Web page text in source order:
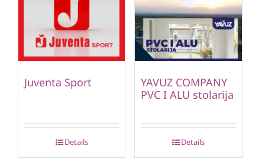
Juventa Sport
Details
YAVUZ COMPANY
PVC I ALU stolarija
Details